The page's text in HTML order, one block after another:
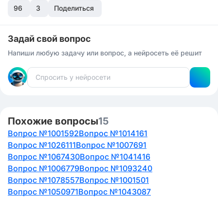
96 3 Поделиться
Задай свой вопрос
Напиши любую задачу или вопрос, а нейросеть её решит
Похожие вопросы15
Вопрос №1001592Вопрос №1014161
Вопрос №1026111Вопрос №1007691
Вопрос №1067430Вопрос №1041416
Вопрос №1006779Вопрос №1093240
Вопрос №1078557Вопрос №1001501
Вопрос №1050971Вопрос №1043087